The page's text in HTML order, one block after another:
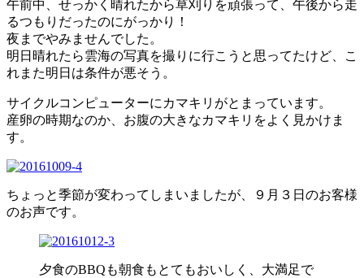
午前中、せっかく晴れたから草刈りを頑張って、午後から走
るつもりだったのにがっかり！
夜までやみませんでした。
明日晴れたら雲海の写真を撮りに行こうと思ってたけど、こ
れまた明日は条件が悪そう。
サイクルコンピューターにカマキリがとまっています。
産卵の時期なのか、お腹の大きなカマキリをよく見かけま
す。
ちょっと季節が変わってしまいましたが、９月３日のお客様
のお声です。
夕食のBBQも朝食もとてもおいしく、大満足で